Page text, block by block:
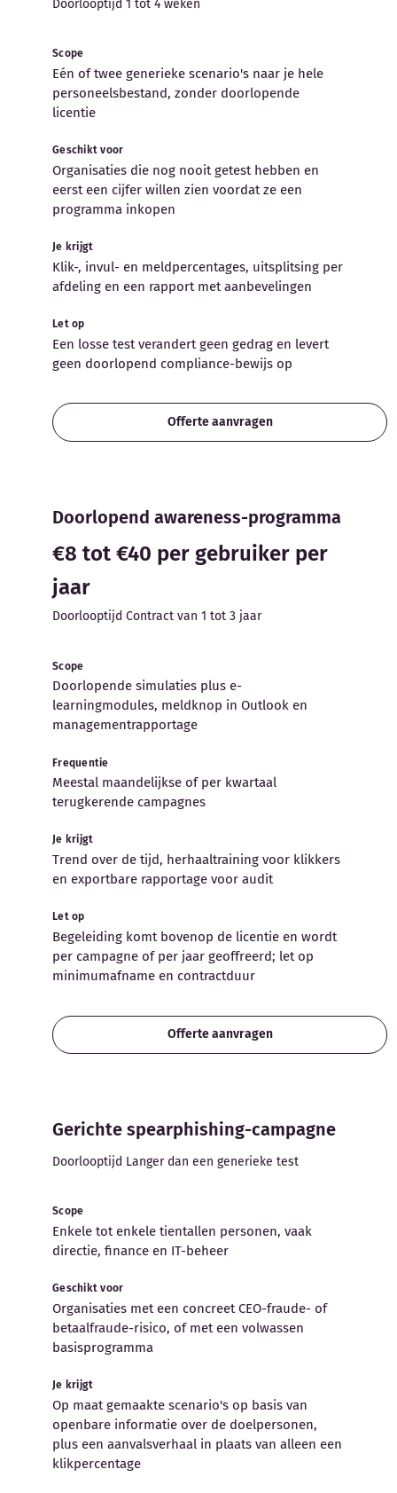
Doorlooptijd 1 tot 4 weken
Scope
Eén of twee generieke scenario's naar je hele
personeelsbestand, zonder doorlopende
licentie
Geschikt voor
Organisaties die nog nooit getest hebben en
eerst een cijfer willen zien voordat ze een
programma inkopen
Je krijgt
Klik-, invul- en meldpercentages, uitsplitsing per
afdeling en een rapport met aanbevelingen
Let op
Een losse test verandert geen gedrag en levert
geen doorlopend compliance-bewijs op
Offerte aanvragen
Doorlopend awareness-programma
€8 tot €40 per gebruiker per
jaar
Doorlooptijd Contract van 1 tot 3 jaar
Scope
Doorlopende simulaties plus e-
learningmodules, meldknop in Outlook en
managementrapportage
Frequentie
Meestal maandelijkse of per kwartaal
terugkerende campagnes
Je krijgt
Trend over de tijd, herhaaltraining voor klikkers
en exportbare rapportage voor audit
Let op
Begeleiding komt bovenop de licentie en wordt
per campagne of per jaar geoffreerd; let op
minimumafname en contractduur
Offerte aanvragen
Gerichte spearphishing-campagne
Doorlooptijd Langer dan een generieke test
Scope
Enkele tot enkele tientallen personen, vaak
directie, finance en IT-beheer
Geschikt voor
Organisaties met een concreet CEO-fraude- of
betaalfraude-risico, of met een volwassen
basisprogramma
Je krijgt
Op maat gemaakte scenario's op basis van
openbare informatie over de doelpersonen,
plus een aanvalsverhaal in plaats van alleen een
klikpercentage